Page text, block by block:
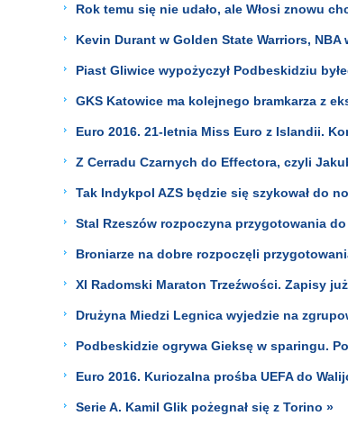
Rok temu się nie udało, ale Włosi znowu
Kevin Durant w Golden State Warriors,
Piast Gliwice wypożyczył Podbeskidziu
GKS Katowice ma kolejnego bramkarza z
Euro 2016. 21-letnia Miss Euro z Islandii.
Z Cerradu Czarnych do Effectora, czyli
Tak Indykpol AZS będzie się szykował do
Stal Rzeszów rozpoczyna przygotowania
Broniarze na dobre rozpoczęli
XI Radomski Maraton Trzeźwości. Zapisy
Drużyna Miedzi Legnica wyjedzie na
Podbeskidzie ogrywa Gieksę w sparingu.
Euro 2016. Kuriozalna prośba UEFA do
Serie A. Kamil Glik pożegnał się z Torino »